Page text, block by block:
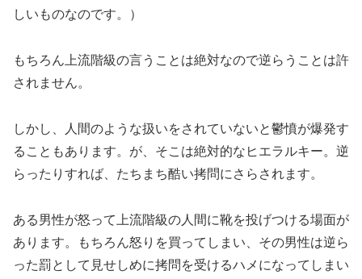
しいものなのです。）
もちろん上流階級の言うことは絶対なので逆らうことは許
されません。
しかし、人間のような扱いをされていないと鬱憤が爆発す
ることもあります。が、そこは絶対的なヒエラルキー。逆
らったりすれば、たちまち酷い拷問にさらされます。
ある男性が怒って上流階級の人間に靴を投げつける場面が
あります。もちろん怒りを買ってしまい、その男性は逆ら
った罰として見せしめに拷問を受けるハメになってしまい